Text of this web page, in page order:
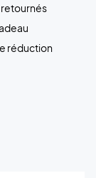
réduction